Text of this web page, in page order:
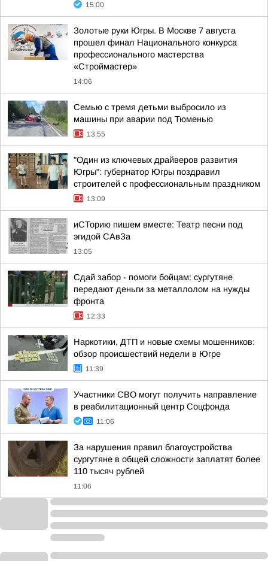
15:00
Золотые руки Югры. В Москве 7 августа
прошел финал Национального конкурса
профессионального мастерства
«Строймастер»
14:06
Семью с тремя детьми выбросило из
машины при аварии под Тюменью
13:55
"Один из ключевых драйверов развития
Югры": губернатор Югры поздравил
строителей с профессиональным праздником
13:09
иСТорию пишем вместе: Театр песни под
эгидой САвЗа
13:05
Сдай забор - помоги бойцам: сургутяне
передают деньги за металлолом на нужды
фронта
12:33
Наркотики, ДТП и новые схемы мошенников:
обзор происшествий недели в Югре
11:39
Участники СВО могут получить направление
в реабилитационный центр Соцфонда
11:06
За нарушения правил благоустройства
сургутяне в общей сложности заплатят более
110 тысяч рублей
11:06